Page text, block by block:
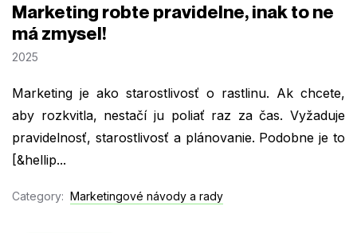
Marketing robte pravidelne, inak to ne
má zmysel!
2025
Marketing je ako starostlivosť o rastlinu. Ak chcete,
aby rozkvitla, nestačí ju poliať raz za čas. Vyžaduje
pravidelnosť, starostlivosť a plánovanie. Podobne je to
[&hellip...
Category: Marketingové návody a rady